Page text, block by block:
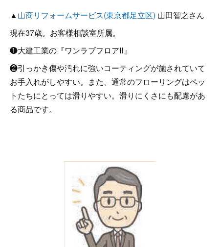
▲山商リフォームサービス(東京都足立区) 山田智之さん
現在37歳。お客様相談室所属。
❶大建工業の『ワンラブフロアⅡ』
❷引っかき傷や汚れに強いコーティングが施されていて
お手入れがしやすい。また、通常のフローリングはペッ
トたちにとっては滑りやすい。滑りにくさにも配慮があ
る商品です。